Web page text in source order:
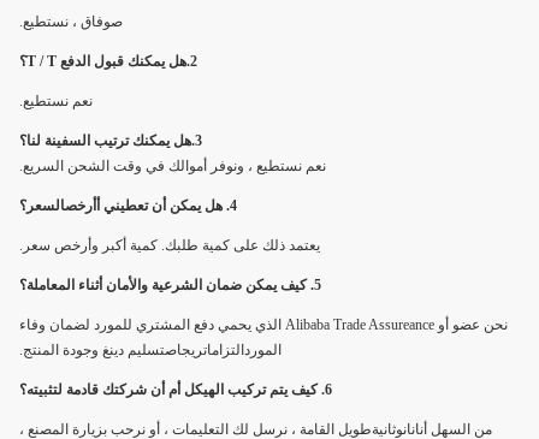
صوفاق ، نستطيع.
2. هل يمكنك قبول الدفع T / T؟
نعم نستطيع.
3. هل يمكنك ترتيب السفينة لنا؟
نعم نستطيع ، ونوفر أموالك في وقت الشحن السريع.
4. هل يمكن أن تعطيني أ أرخصالسعر؟
يعتمد ذلك على كمية طلبك. كمية أكبر وأرخص سعر.
5. كيف يمكن ضمان الشرعية والأمان أثناء المعاملة؟
نحن عضو أو Alibaba Trade Assureance الذي يحمي دفع المشتري للمورد لضمان وفاء
المورد التزاماتريجاصتسليم دينغ وجودة المنتج.
6. كيف يتم تركيب الهيكل أم أن شركتك قادمة لتثبيته؟
من السهل أنانانوثانيةطويل القامة ، نرسل لك التعليمات ، أو نرحب بزيارة المصنع ،